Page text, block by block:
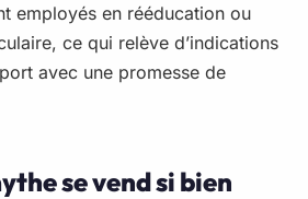
employés en rééducation ou
ce qui relève d’indications
avec une promesse de
se vend si bien